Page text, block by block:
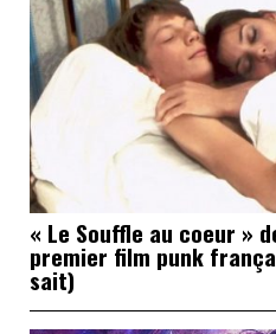
« Le Souffle au coeur »
premier film punk
sait)